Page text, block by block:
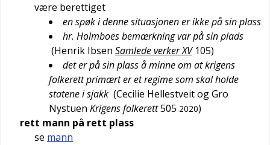
være berettiget
en spøk i denne situasjonen er ikke på sin plass
hr. Holmboes bemærkning var på sin plads
(Henrik Ibsen Samlede verker XV 105)
det er på sin plass å minne om at krigens
folkerett primært er et regime som skal holde
statene i sjakk (Cecilie Hellestveit og Gro
Nystuen Krigens folkerett505 2020)
rett mann på rett plass
se mann